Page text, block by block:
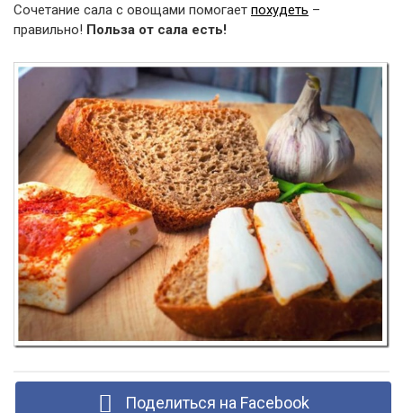
Сочетание сала с овощами помогает похудеть –
правильно! Польза от сала есть!
Поделиться на Facebook